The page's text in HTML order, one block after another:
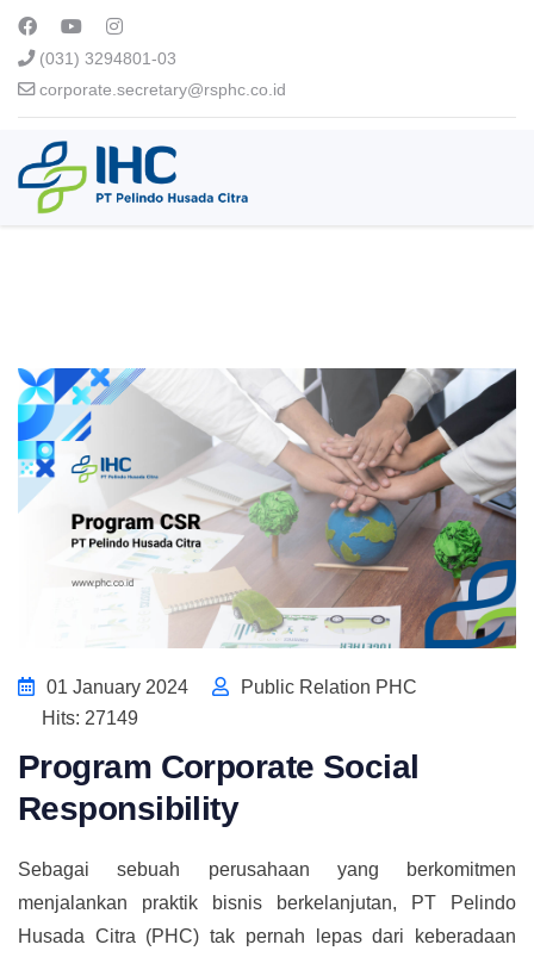
(031) 3294801-03
corporate.secretary@rsphc.co.id
01 January 2024
Public Relation PHC
Hits: 27149
Program Corporate Social
Responsibility
Sebagai sebuah perusahaan yang berkomitmen
menjalankan praktik bisnis berkelanjutan, PT Pelindo
Husada Citra (PHC) tak pernah lepas dari keberadaan